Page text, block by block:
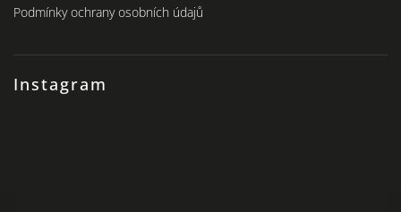
Instagram
Podmínky ochrany osobních údajů